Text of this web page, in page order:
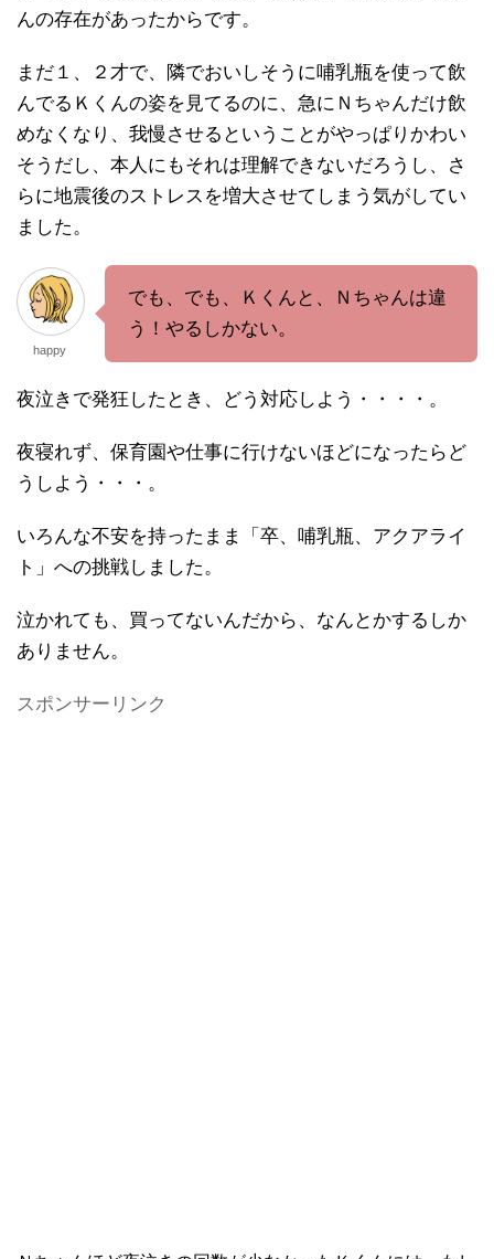
んの存在があったからです。
まだ１、２才で、隣でおいしそうに哺乳瓶を使って飲
んでるＫくんの姿を見てるのに、急にＮちゃんだけ飲
めなくなり、我慢させるということがやっぱりかわい
そうだし、本人にもそれは理解できないだろうし、さ
らに地震後のストレスを増大させてしまう気がしてい
ました。
happy
でも、でも、Ｋくんと、Ｎちゃんは違
う！やるしかない。
夜泣きで発狂したとき、どう対応しよう・・・・。
夜寝れず、保育園や仕事に行けないほどになったらど
うしよう・・・。
いろんな不安を持ったまま「卒、哺乳瓶、アクアライ
ト」への挑戦しました。
泣かれても、買ってないんだから、なんとかするしか
ありません。
スポンサーリンク